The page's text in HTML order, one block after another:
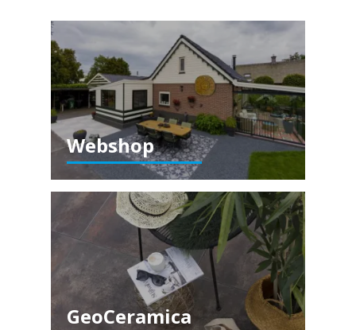
Webshop
GeoCeramica